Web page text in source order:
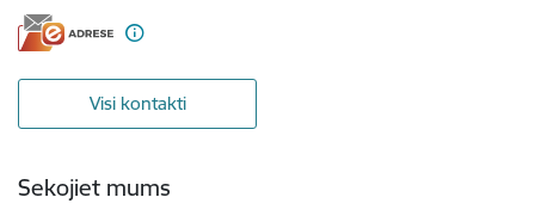
Visi kontakti
Sekojiet mums